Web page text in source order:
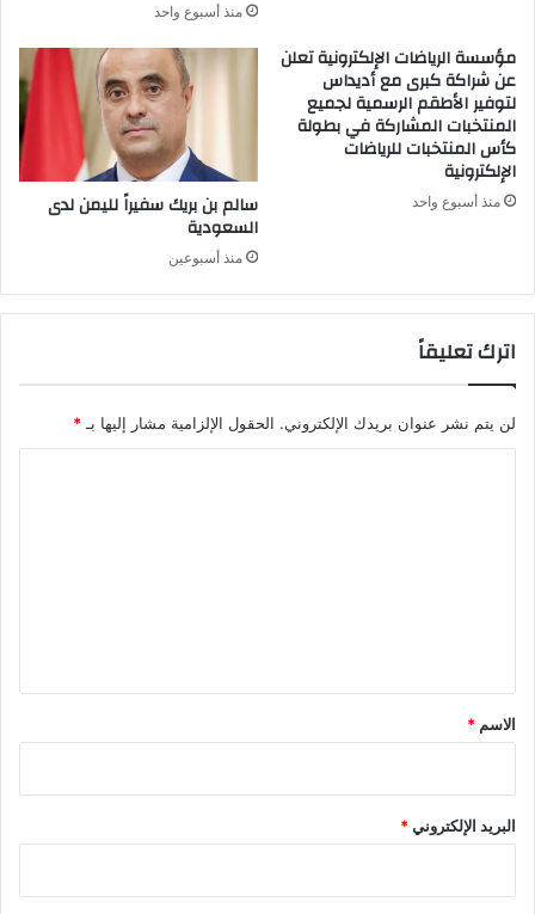
منذ أسبوع واحد
مؤسسة الرياضات الإلكترونية تعلن
عن شراكة كبرى مع أديداس
لتوفير الأطقم الرسمية لجميع
المنتخبات المشاركة في بطولة
كأس المنتخبات للرياضات
الإلكترونية
منذ أسبوع واحد سالم بن بريك سفيراً لليمن لدى
السعودية
منذ أسبوعين
اترك تعليقاً
لن يتم نشر عنوان بريدك الإلكتروني. الحقول الإلزامية مشار إليها بـ *
*
الاسم *
البريد الإلكتروني*